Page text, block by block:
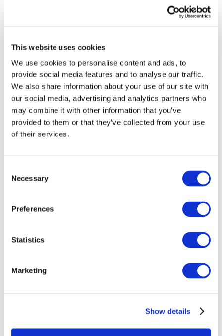
This website uses cookies
We use cookies to personalise content and ads, to
provide social media features and to analyse our traffic.
We also share information about your use of our site with
our social media, advertising and analytics partners who
may combine it with other information that you’ve
provided to them or that they’ve collected from your use
of their services.
Selection
Necessary
Preferences
Statistics
Marketing
Show details
Заходи
Наша спецпропозиція